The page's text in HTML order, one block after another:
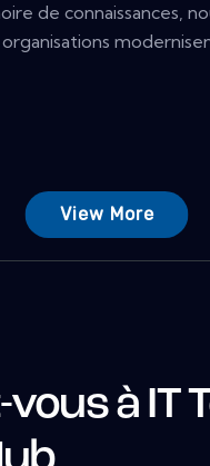
de connaissances,
View More
à IT